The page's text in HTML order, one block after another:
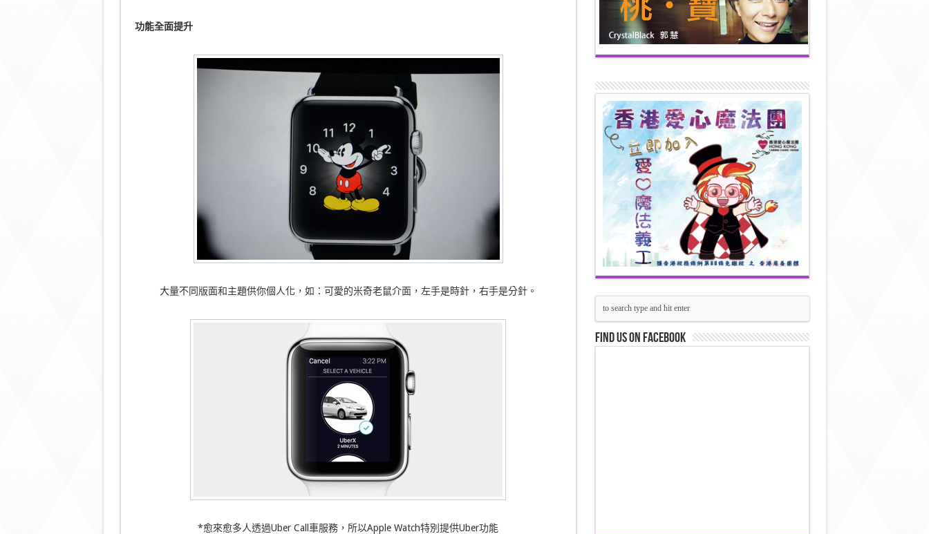
功能全面提升
大量不同版面和主題供你個人化，如：可愛的米奇老鼠介面，左手是時針，右手是分針。
*愈來愈多人透過Uber Call車服務，所以Apple Watch特別提供Uber功能
Find us on Facebook